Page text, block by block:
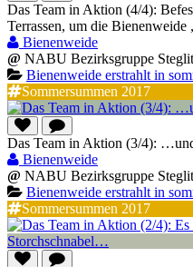
Das Team in Aktion (4/4):
Terrassen, um die Bienenweide
Bienenweide
@ NABU Bezirksgruppe
Bienenweide erstrahlt in
Sommersummen 2017
Das Team in Aktion (3/4):
Bienenweide
@ NABU Bezirksgruppe
Bienenweide erstrahlt in
Sommersummen 2017